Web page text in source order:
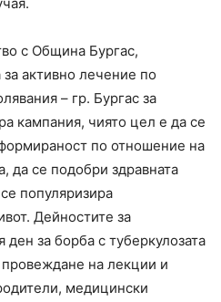
с Община Бургас,
активно лечение по
– гр. Бургас за
кампания, чиято цел е да се
по отношение на
да се подобри здравната
популяризира
Дейностите за
за борба с туберкулозата
на лекции и
медицински